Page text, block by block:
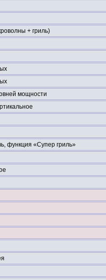
+ гриль)
мощности
функция «Супер гриль»